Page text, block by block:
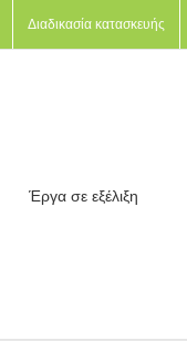
Διαδικασία κατασκευής
Έργα σε εξέλιξη